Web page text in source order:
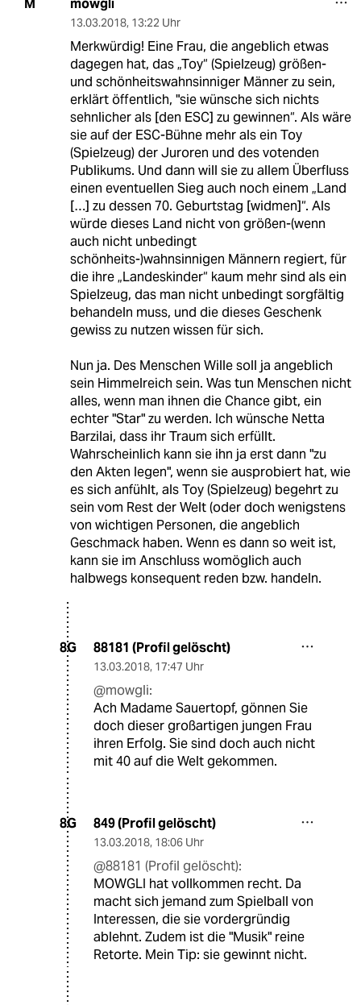
M mowgli
13.03.2018, 13:22 Uhr
Merkwürdig! Eine Frau, die angeblich etwas
dagegen hat, das „Toy“ (Spielzeug) größen-
und schönheitswahnsinniger Männer zu sein,
erklärt öffentlich, "sie wünsche sich nichts
sehnlicher als [den ESC] zu gewinnen“. Als wäre
sie auf der ESC-Bühne mehr als ein Toy
(Spielzeug) der Juroren und des votenden
Publikums. Und dann will sie zu allem Überfluss
einen eventuellen Sieg auch noch einem „Land
[…] zu dessen 70. Geburtstag [widmen]“. Als
würde dieses Land nicht von größen-(wenn
auch nicht unbedingt
schönheits-)wahnsinnigen Männern regiert, für
die ihre „Landeskinder“ kaum mehr sind als ein
Spielzeug, das man nicht unbedingt sorgfältig
behandeln muss, und die dieses Geschenk
gewiss zu nutzen wissen für sich.
Nun ja. Des Menschen Wille soll ja angeblich
sein Himmelreich sein. Was tun Menschen nicht
alles, wenn man ihnen die Chance gibt, ein
echter "Star" zu werden. Ich wünsche Netta
Barzilai, dass ihr Traum sich erfüllt.
Wahrscheinlich kann sie ihn ja erst dann "zu
den Akten legen", wenn sie ausprobiert hat, wie
es sich anfühlt, als Toy (Spielzeug) begehrt zu
sein vom Rest der Welt (oder doch wenigstens
von wichtigen Personen, die angeblich
Geschmack haben. Wenn es dann so weit ist,
kann sie im Anschluss womöglich auch
halbwegs konsequent reden bzw. handeln.
8G 88181 (Profil gelöscht)
13.03.2018, 17:47 Uhr
@mowgli:
Ach Madame Sauertopf, gönnen Sie
doch dieser großartigen jungen Frau
ihren Erfolg. Sie sind doch auch nicht
mit 40 auf die Welt gekommen.
8G 849 (Profil gelöscht)
13.03.2018, 18:06 Uhr
@88181 (Profil gelöscht):
MOWGLI hat vollkommen recht. Da
macht sich jemand zum Spielball von
Interessen, die sie vordergründig
ablehnt. Zudem ist die "Musik" reine
Retorte. Mein Tip: sie gewinnt nicht.